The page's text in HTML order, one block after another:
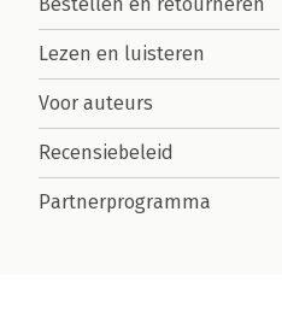
Lezen en luisteren
Voor auteurs
Recensiebeleid
Partnerprogramma